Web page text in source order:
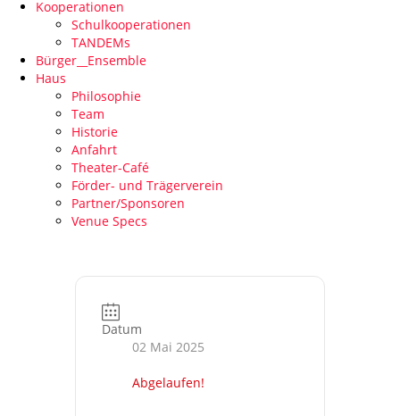
Kooperationen
Schulkooperationen
TANDEMs
Bürger__Ensemble
Haus
Philosophie
Team
Historie
Anfahrt
Theater-Café
Förder- und Trägerverein
Partner/Sponsoren
Venue Specs
Datum
02 Mai 2025
Abgelaufen!